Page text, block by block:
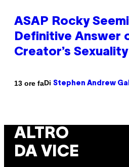
ASAP Rocky
Definitive Answer
Creator’s Sexuality
13 ore faDi Stephen Andrew
ALTRO
DA VICE